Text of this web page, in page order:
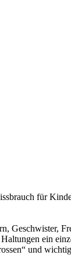
für
Geschwister,
ein
und